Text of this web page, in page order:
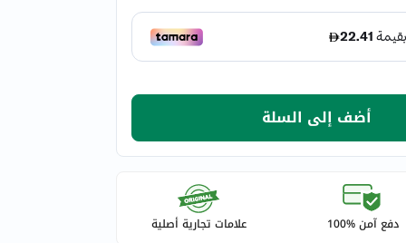
أضف إلى السلة
دفع آمن %100 علامات تجارية أصلية